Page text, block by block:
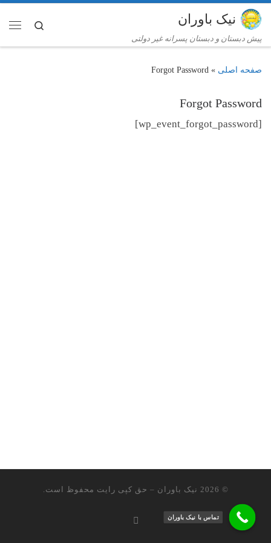
نیک باوران
پیش دبستان و دبستان پسرانه غیر دولتی
Search
»
Forgot Password
Forgot Password
[wp_event_forgot_password]
© 2026 نیک باوران – حق کپی رایت محفوظ است.
تماس با نیک باوران